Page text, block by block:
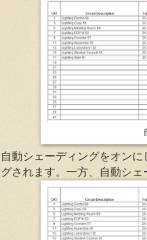
自動シェーディングをオン
グされます。一方、自動シ